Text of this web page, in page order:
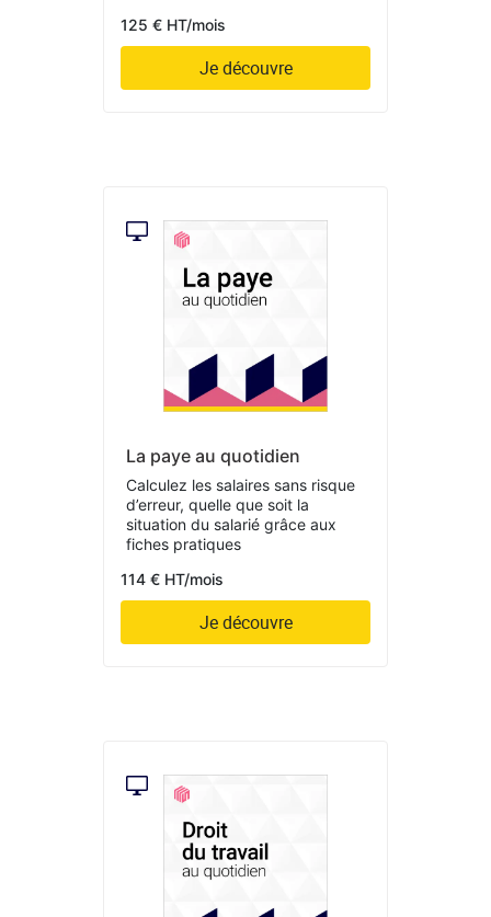
125 € HT/mois
Je découvre
La paye au quotidien
Calculez les salaires sans risque
d’erreur, quelle que soit la
situation du salarié grâce aux
fiches pratiques
114 € HT/mois
Je découvre